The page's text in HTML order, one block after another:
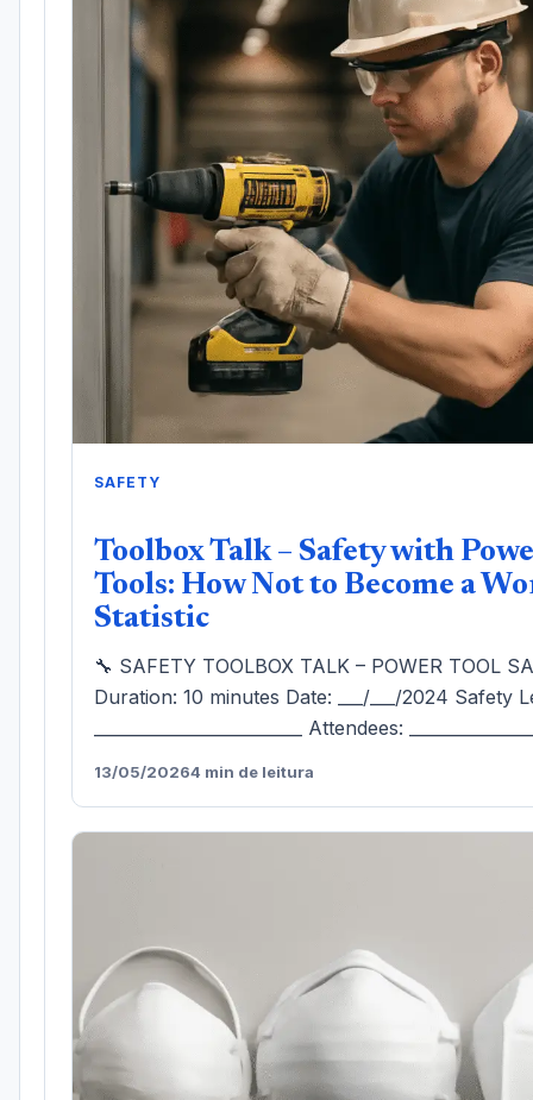
SAFETY
Toolbox Talk – Safety with
Tools: How Not to Become a
Statistic
🔧 SAFETY TOOLBOX TALK – POWER TOOL
Duration: 10 minutes Date: ___/___/2024 Safety
_________________________ Attendees:
13/05/20264 min de leitura